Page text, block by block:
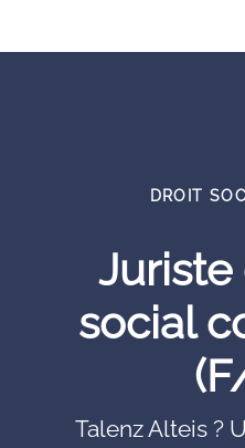
DROIT
Juriste
social
Talenz Alteis ?